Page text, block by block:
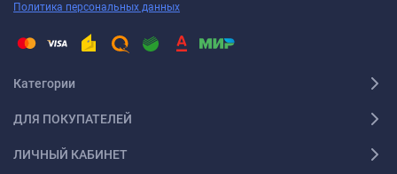
Политика персональных данных
Категории
ДЛЯ ПОКУПАТЕЛЕЙ
ЛИЧНЫЙ КАБИНЕТ